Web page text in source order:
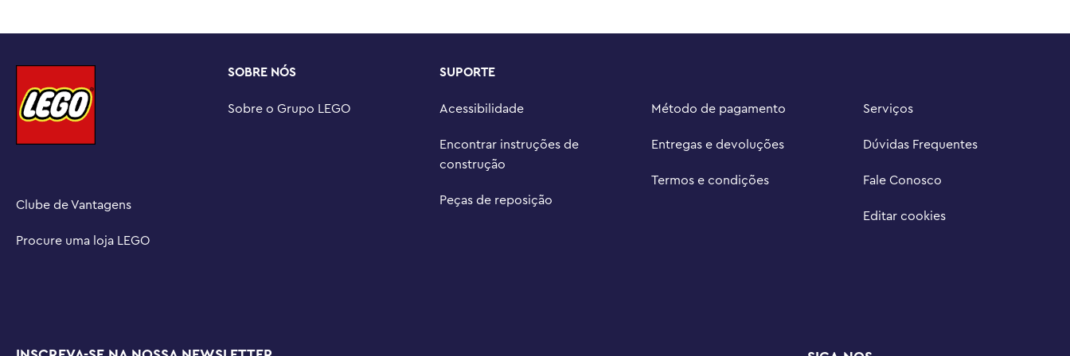
presente de aniversário ou feriado
experiência divertida e colaborativa onde você pode compartilhar a diversão da
construção LEGO
Brinquedos LEGO® Creator – Cada conjunto 3 em 1 permite que as crianças construam 3
Medidas – Este conjunto LEGO® de 326 peças apresenta um brinquedo Cute Bunny
Clube de Vantagens
Procure uma loja LEGO
SOBRE NÓS
Sobre o Grupo LEGO
SUPORTE
Acessibilidade
Encontrar instruções de
construção
Peças de reposição
Método de pagamento
Entregas e devoluções
Termos e condições
Serviços
Dúvidas Frequentes
Fale Conosco
Editar cookies